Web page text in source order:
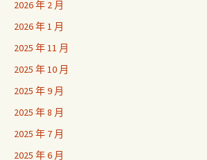
2026 年 2 月
2026 年 1 月
2025 年 11 月
2025 年 10 月
2025 年 9 月
2025 年 8 月
2025 年 7 月
2025 年 6 月